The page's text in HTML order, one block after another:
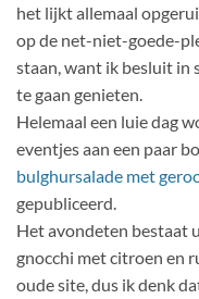
het lijkt allemaal
op de net-niet-goede-
staan, want ik besluit in
te gaan genieten.
Helemaal een luie dag
eventjes aan een paar
bulghursalade met
gepubliceerd.
Het avondeten bestaat
gnocchi met citroen en
oude site, dus ik denk